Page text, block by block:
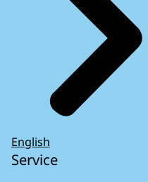
English
Service